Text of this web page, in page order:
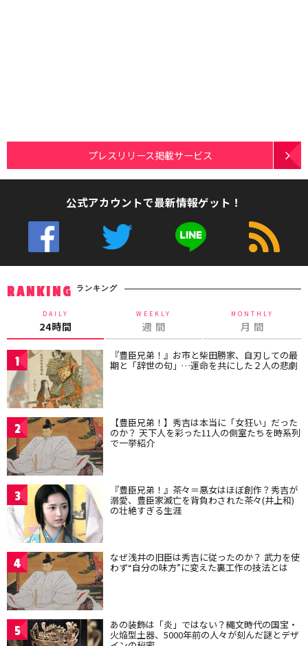
プレスリリース掲載サービス
公式アカウントで最新情報ゲット！
RANKING ランキング
DAILY
24時間
WEEKLY
週 間
MONTHLY
月 間
1 『豊臣兄弟！』お市と柴田勝家、自刃しての最
期と「辞世の句」…運命を共にした２人の悲劇
2 【豊臣兄弟！】秀吉は本当に「女狂い」だった
のか？ 天下人を彩った11人の側室たちを時系列
で一挙紹介
3 『豊臣兄弟！』茶々＝悪女はほぼ創作？秀吉が
溺愛、豊臣家滅亡を背負わされた茶々(井上和)
の壮絶すぎる生涯
4 なぜ浅井の旧臣は秀吉に従ったのか？ 武力を使
わず“自分の味方”に変えた裏工作の技法とは
5 あの装飾は「炎」ではない？縄文時代の国宝・
火焔型土器、5000年前の人々が刻んだ謎とデザ